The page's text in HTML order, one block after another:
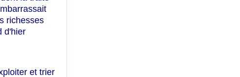
richesses
d'hier
et trier